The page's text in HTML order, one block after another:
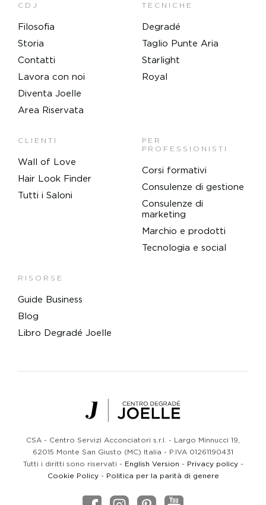
CDJ
Filosofia
Storia
Contatti
Lavora con noi
Diventa Joelle
Area Riservata
TECNICHE
Degradé
Taglio Punte Aria
Starlight
Royal
CLIENTI
Wall of Love
Hair Look Finder
Tutti i Saloni
PER
PROFESSIONISTI
Corsi formativi
Consulenze di gestione
Consulenze di
marketing
Marchio e prodotti
Tecnologia e social
RISORSE
Guide Business
Blog
Libro Degradé Joelle
Centro Degradé Joelle
CSA - Centro Servizi Acconciatori s.r.l. - Largo Minnucci 19,
62015 Monte San Giusto (MC) Italia - P.IVA 01261190431
Tutti i diritti sono riservati - English Version - Privacy policy-
Cookie Policy- Politica per la parità di genere